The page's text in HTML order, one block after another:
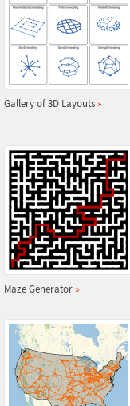
Gallery of 3D Layouts »
Maze Generator »